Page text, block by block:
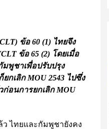
ข้อ 60 (1) ไทยจึง
ข้อ 65 (2) โดยเมื่อ
มพูชาเพื่อปรับปรุง
กเลิก MOU 2543 ไปซึ่ง
อนการยกเลิก MOU
ว ไทยและกัมพูชายังคง